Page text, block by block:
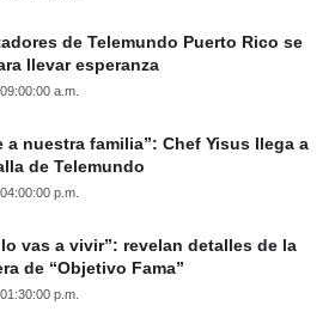
de Telemundo Puerto Rico se
llevar esperanza
a.m.
a nuestra familia”: Chef Yisus llega a
de Telemundo
p.m.
vas a vivir”: revelan detalles de la
de “Objetivo Fama”
p.m.